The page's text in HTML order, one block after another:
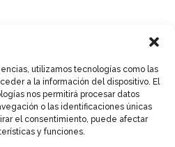
utilizamos tecnologías como las
a la información del dispositivo. El
nos permitirá procesar datos
o las identificaciones únicas
el consentimiento, puede afectar
y funciones.
programación de
para niños y adultos
de Saucelle abrirán
27 de junio